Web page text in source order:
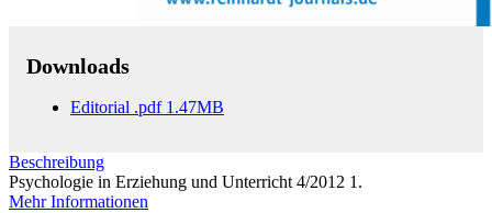
Downloads
Editorial .pdf 1.47MB
Beschreibung
Psychologie in Erziehung und Unterricht 4/2012 1.
Mehr Informationen